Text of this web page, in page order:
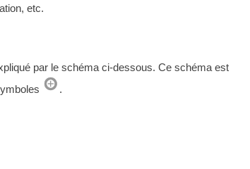
etc.
par le schéma ci-dessous. Ce schéma est
.